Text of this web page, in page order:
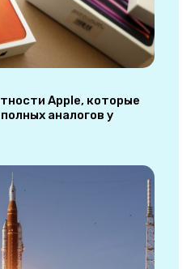
Apple, которые
аналогов у